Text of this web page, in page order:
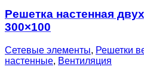
Решетка настенная
300×100
Сетевые элементы, Решетки
настенные, Вентиляция